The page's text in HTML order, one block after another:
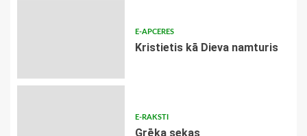
E-APCERES
Kristietis kā Dieva namturis
E-RAKSTI
Grēka sekas